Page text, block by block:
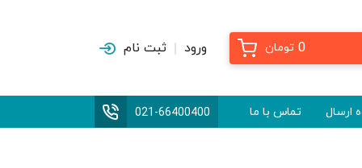
0 تومان ورود ثبت نام
ارسال تماس با ما 021-66400400